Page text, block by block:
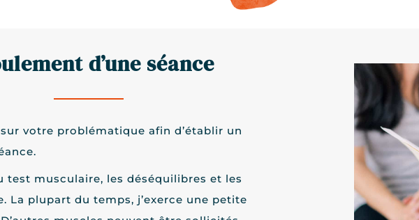
d’une séance
sur votre problématique afin d’établir un
test musculaire, les déséquilibres et les
La plupart du temps, j’exerce une petite